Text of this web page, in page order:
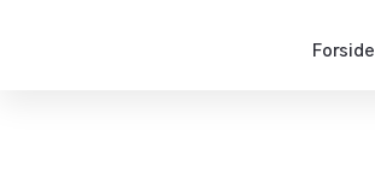
Forside